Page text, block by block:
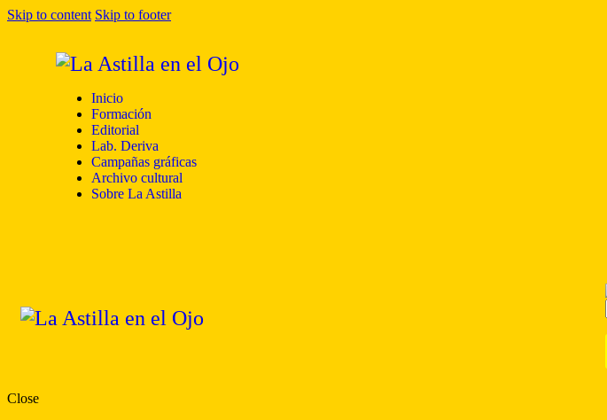
Skip to content Skip to footer
Inicio
Formación
Editorial
Lab. Deriva
Campañas gráficas
Archivo cultural
Sobre La Astilla
Close